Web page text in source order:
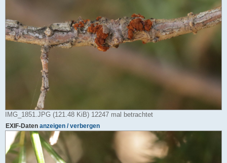
IMG_1851.JPG (121.48 KiB) 12247 mal betrachtet
EXIF-Daten anzeigen / verbergen